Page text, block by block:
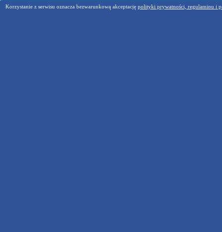
Korzystanie z serwisu oznacza bezwarunkową akceptację polityki prywatności, regulaminu i